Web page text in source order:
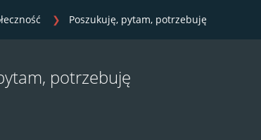
Poszukuję, pytam, potrzebuję
potrzebuję